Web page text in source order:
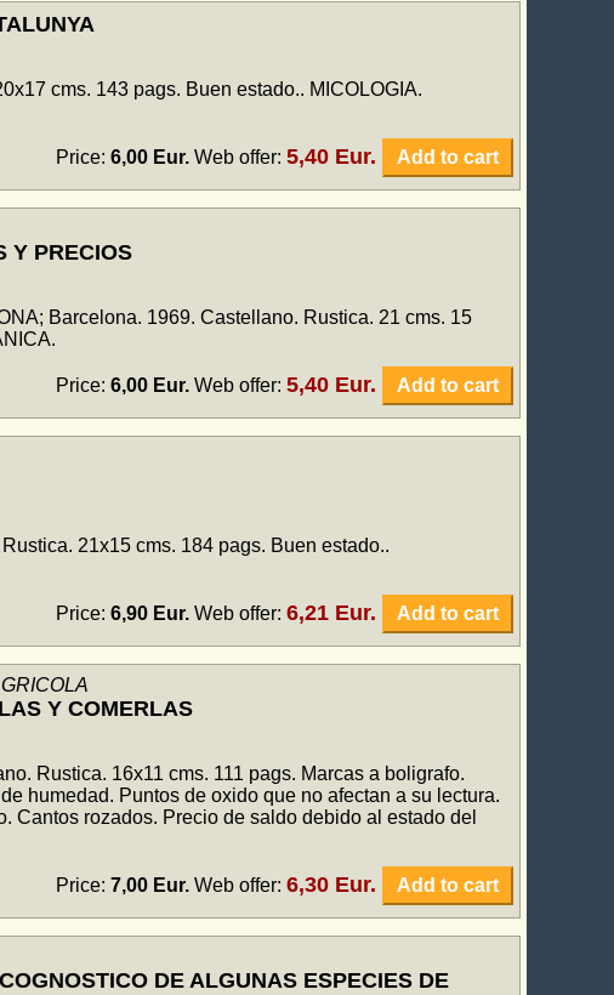
cms. 143 pags. Buen estado.. MICOLOGIA.
Price: 6,00 Eur. Web offer: 5,40 Eur. Add to cart
Y PRECIOS
Barcelona. 1969. Castellano. Rustica. 21 cms. 15
Price: 6,00 Eur. Web offer: 5,40 Eur. Add to cart
21x15 cms. 184 pags. Buen estado..
Price: 6,90 Eur. Web offer: 6,21 Eur. Add to cart
Y COMERLAS
Rustica. 16x11 cms. 111 pags. Marcas a boligrafo.
humedad. Puntos de oxido que no afectan a su lectura.
Cantos rozados. Precio de saldo debido al estado del
Price: 7,00 Eur. Web offer: 6,30 Eur. Add to cart
DE ALGUNAS ESPECIES DE